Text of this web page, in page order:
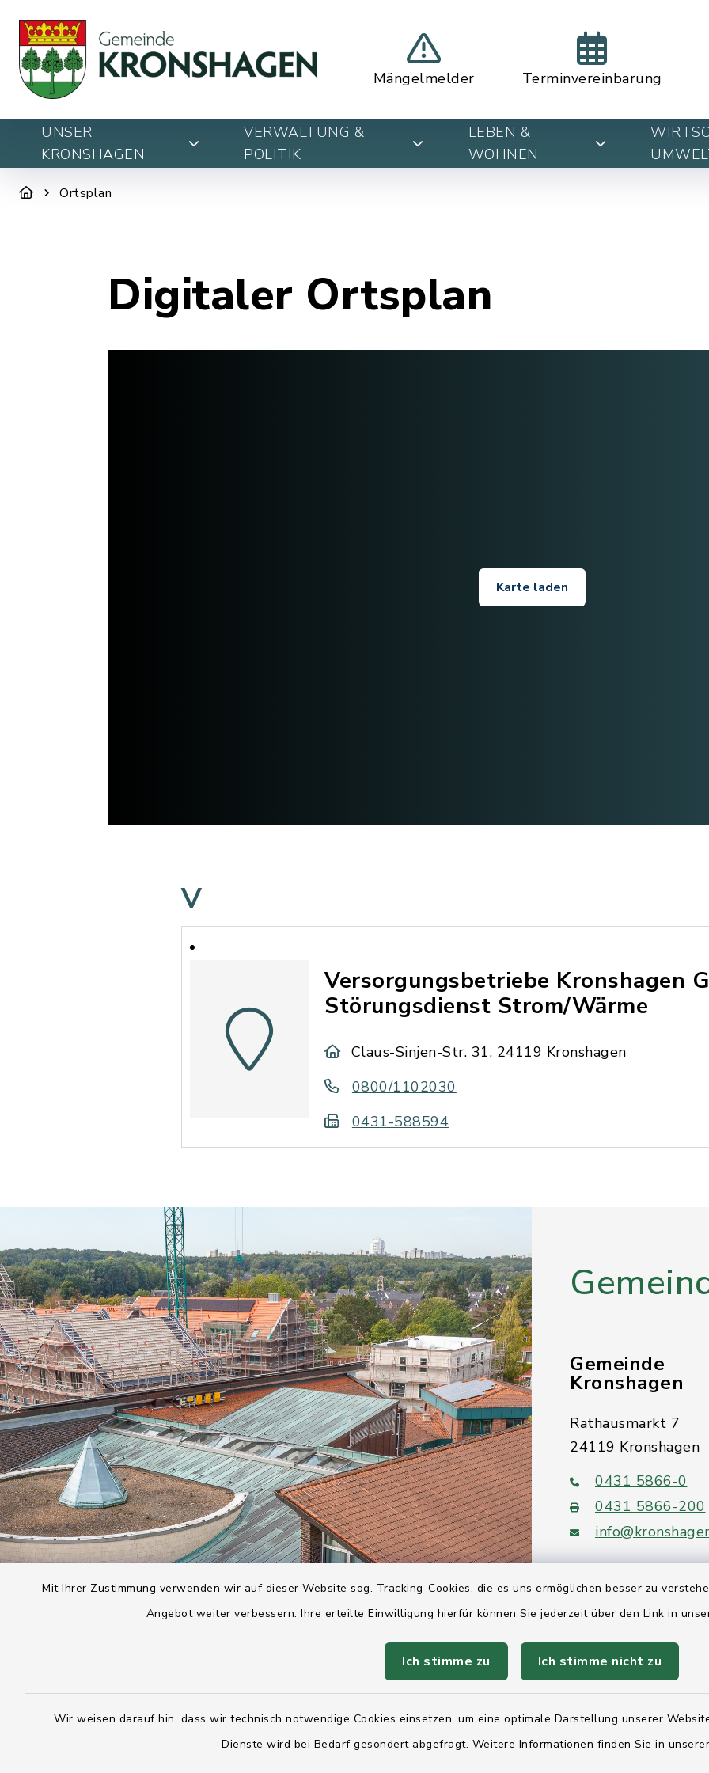
Mit Ihrer Zustimmung verwenden wir auf dieser Website sog. Tracking-Cookies, die es uns ermöglichen besser zu
Angebot weiter verbessern. Ihre erteilte Einwilligung hierfür können Sie jederzeit über den Link in
Ich stimme zu Ich stimme nicht zu
Wir weisen darauf hin, dass wir technisch notwendige Cookies einsetzen, um eine optimale Darstellung unserer
Dienste wird bei Bedarf gesondert abgefragt. Weitere Informationen finden Sie in
Mängelmelder Terminvereinbarung
UNSER
KRONSHAGEN
VERWALTUNG &
POLITIK
LEBEN &
WOHNEN
Ortsplan
Digitaler Ortsplan
Karte laden
V
Versorgungsbetriebe Kronshagen
Störungsdienst Strom/Wärme
Claus-Sinjen-Str. 31, 24119 Kronshagen
0800/1102030
0431-588594
Gemeinde
Kronshagen
Rathausmarkt 7
24119 Kronshagen
0431 5866-0
0431 5866-200
Quicklinks
Ihre
Landesregierung